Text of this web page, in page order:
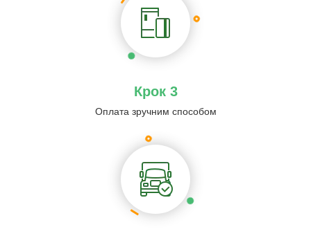
Крок 3
Оплата зручним способом